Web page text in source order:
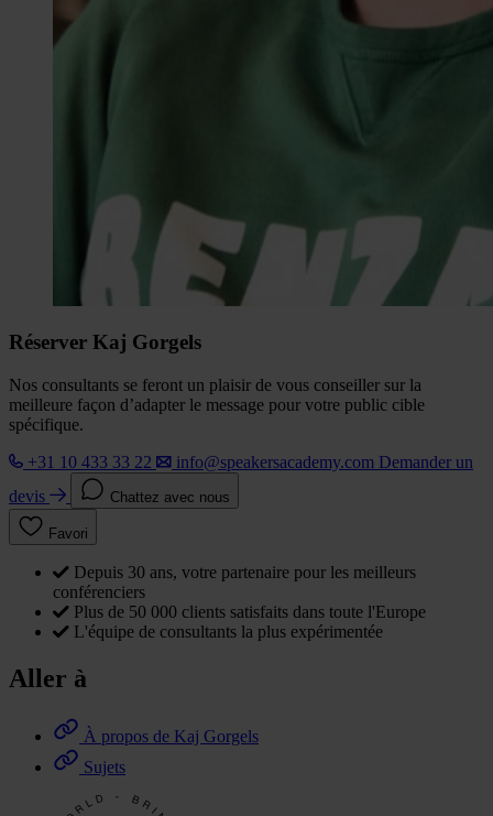
Réserver Kaj Gorgels
Nos consultants se feront un plaisir de vous conseiller sur la
meilleure façon d’adapter le message pour votre public cible
spécifique.
+31 10 433 33 22
info@speakersacademy.com Demander un
devis
Chattez avec nous
Favori
Depuis 30 ans, votre partenaire pour les meilleurs
conférenciers
Plus de 50 000 clients satisfaits dans toute l'Europe
L'équipe de consultants la plus expérimentée
Aller à
À propos de Kaj Gorgels
Sujets